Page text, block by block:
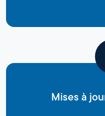
Mises à